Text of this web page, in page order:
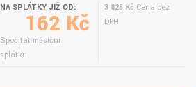
NA SPLÁTKY JIŽ OD:
162 Kč
Spočítat měsíční
splátku
3 825 Kč Cena bez
DPH